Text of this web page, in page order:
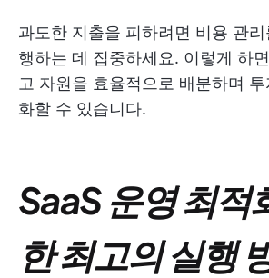
과도한 지출을 피하려면 비용 관
행하는 데 집중하세요. 이렇게 하
고 자원을 효율적으로 배분하며
화할 수 있습니다.
SaaS 운영 최적
한 최고의 실행